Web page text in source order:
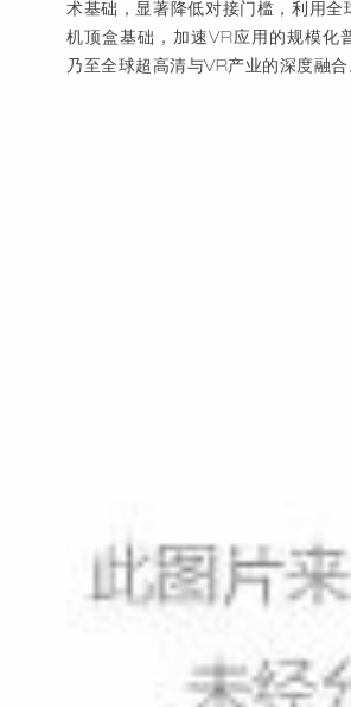
术基础，显著降低对接门槛，利用全
机顶盒基础，加速VR应用的规模化
乃至全球超高清与VR产业的深度融合